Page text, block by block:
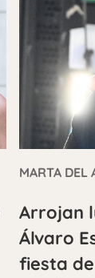
MARTA DEL
Arrojan
Álvaro
fiesta de